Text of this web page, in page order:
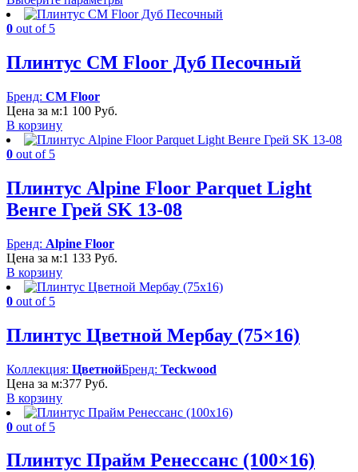
1
1
675 Руб.
0 out of 5
Плинтус CM Floor Дуб Песочный
Бренд: CM Floor
Цена за м:1 100 Руб.
В корзину
0 out of 5
Плинтус Alpine Floor Parquet Light
Венге Грей SK 13-08
Бренд: Alpine Floor
Цена за м:1 133 Руб.
В корзину
0 out of 5
Плинтус Цветной Мербау (75×16)
Коллекция: ЦветнойБренд: Teckwood
Цена за м:377 Руб.
В корзину
0 out of 5
Плинтус Прайм Ренессанс (100×16)